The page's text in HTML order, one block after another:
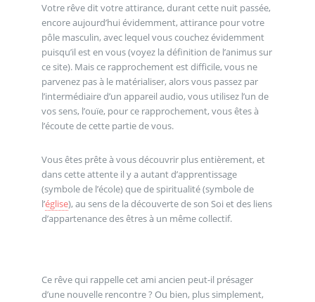
Votre rêve dit votre attirance, durant cette nuit passée,
encore aujourd’hui évidemment, attirance pour votre
pôle masculin, avec lequel vous couchez évidemment
puisqu’il est en vous (voyez la définition de l’animus sur
ce site). Mais ce rapprochement est difficile, vous ne
parvenez pas à le matérialiser, alors vous passez par
l’intermédiaire d’un appareil audio, vous utilisez l’un de
vos sens, l’ouïe, pour ce rapprochement, vous êtes à
l’écoute de cette partie de vous.
Vous êtes prête à vous découvrir plus entièrement, et
dans cette attente il y a autant d’apprentissage
(symbole de l’école) que de spiritualité (symbole de
l’église), au sens de la découverte de son Soi et des liens
d’appartenance des êtres à un même collectif.
Ce rêve qui rappelle cet ami ancien peut-il présager
d’une nouvelle rencontre ? Ou bien, plus simplement,